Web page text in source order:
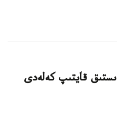
قايتىپ كەلەدى